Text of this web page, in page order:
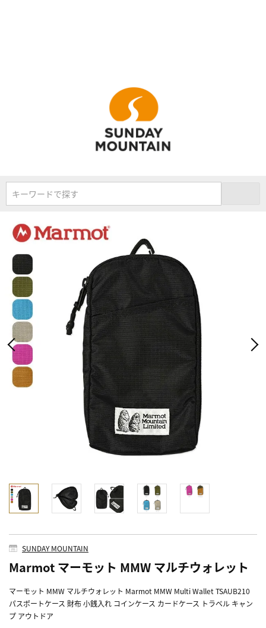
キーワードで探す
SUNDAY MOUNTAIN
Marmot マーモット MMW マルチウォレット
マーモット MMW マルチウォレット Marmot MMW Multi Wallet TSAUB210
パスポートケース 財布 小銭入れ コインケース カードケース トラベル キャン
プ アウトドア